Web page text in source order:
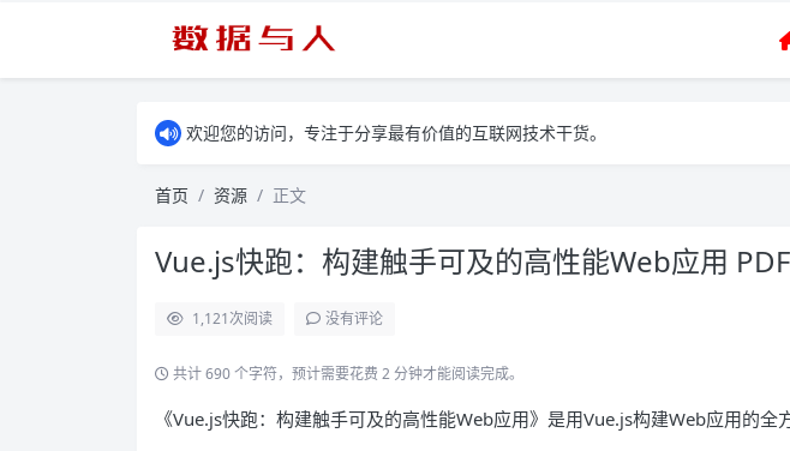
欢迎您的访问，专注于分享最有价值的互联网技术干货。
首页 资源 正文
Vue.js快跑：构建触手可及的高性能Web应用
1,121次阅读 没有评论
共计 690 个字符，预计需要花费 2 分钟才能阅读完成。
《Vue.js快跑：构建触手可及的高性能Web应用》是用Vue.js构建Web应用的全